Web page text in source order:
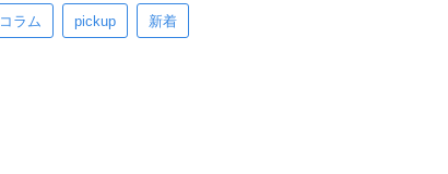
コラム pickup 新着